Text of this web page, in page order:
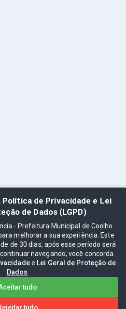
de Privacidade e Lei
de Dados (LGPD)
- Prefeitura Municipal de Coelho
melhorar a sua experiência. Este
de 30 dias, após esse período será
navegando, você concorda
e Lei Geral de Proteção de
Dados
tudo